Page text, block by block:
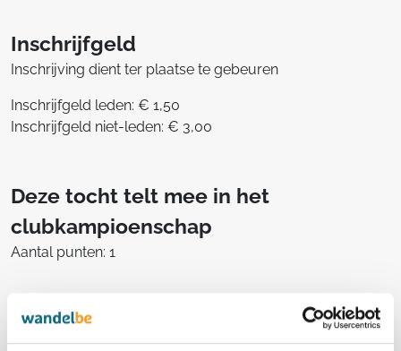
Inschrijfgeld
Inschrijving dient ter plaatse te gebeuren
Inschrijfgeld leden: € 1,50
Inschrijfgeld niet-leden: € 3,00
Deze tocht telt mee in het
clubkampioenschap
Aantal punten: 1